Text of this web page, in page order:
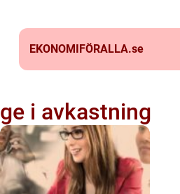
EKONOMIFÖRALLA.se
ge i avkastning